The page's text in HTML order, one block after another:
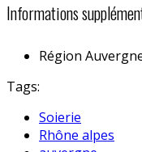
Informations
Région
Tags:
Soierie
Rhône alpes